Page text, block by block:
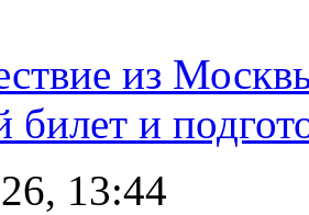
из
и
13:44